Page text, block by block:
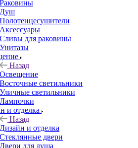
Раковины
Душ
Полотенцесушители
Аксессуары
Сливы для раковины
Унитазы
Назад
Освещение
Восточные светильники
Уличные светильники
Лампочки
и отделка
Назад
Дизайн и отделка
Стеклянные двери
Двери для душа